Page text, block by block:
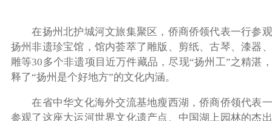
在扬州北护城河文旅集聚区，侨商侨领代表一行参
扬州非遗珍宝馆，馆内荟萃了雕版、剪纸、古琴、漆器
雕等30多个非遗项目近万件藏品，尽现“扬州工”之精湛
释了“扬州是个好地方”的文化内涵。
在省中华文化海外交流基地瘦西湖，侨商侨领代表
参观了这座大运河世界文化遗产点、中国湖上园林的杰